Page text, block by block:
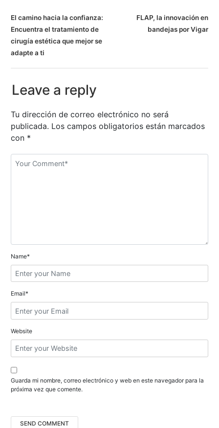
N
a
v
g
a
c
i
ó
e
n
t
r
a
d
a
s
El camino hacia la confianza:
Encuentra el tratamiento de
cirugía estética que mejor se
adapte a ti
FLAP, la innovación en
bandejas por Vigar
Leave a reply
Tu dirección de correo electrónico no será
publicada. Los campos obligatorios están marcados
con *
Name*
Email*
Website
Guarda mi nombre, correo electrónico y web en este navegador para la
próxima vez que comente.